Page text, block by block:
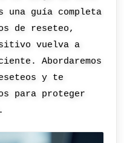
guía completa
de reseteo,
vuelva a
Abordaremos
y te
para proteger